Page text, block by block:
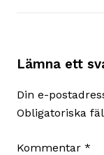
Lämna ett
Din e-
Obligatoriska
Kommentar *